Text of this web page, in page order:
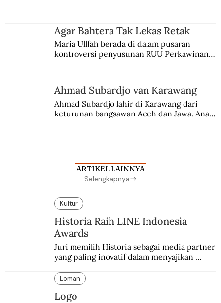
Agar Bahtera Tak Lekas Retak
Maria Ullfah berada di dalam pusaran
kontroversi penyusunan RUU Perkawinan.
Ahmad Subardjo van Karawang
Ahmad Subardjo lahir di Karawang dari
keturunan bangsawan Aceh dan Jawa. Anak
ARTIKEL LAINNYA
Selengkapnya
Kultur
Historia Raih LINE Indonesia
Awards
Juri memilih Historia sebagai media partner
yang paling inovatif dalam menyajikan
Loman
Logo